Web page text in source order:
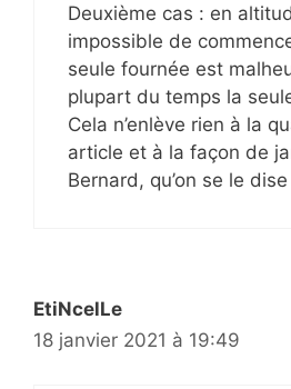
Deuxième cas : en
impossible de
seule fournée est
plupart du temps la
Cela n’enlève rien à la
article et à la façon de
Bernard, qu’on se le dise
EtiNcelLe
18 janvier 2021 à 19:49